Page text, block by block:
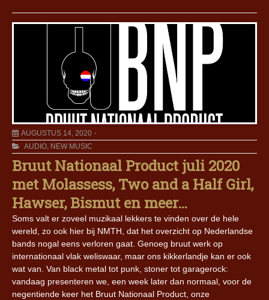
AUGUSTUS 14, 2020
AUDIO, NEW MUSIC
Bruut Nationaal Product juli 2020
met Molassess, Two and a Half Girl,
Hawser, Bismut en meer…
Soms valt er zoveel muzikaal lekkers te vinden over de hele
wereld, zo ook hier bij NMTH, dat het overzicht op Nederlandse
bands nogal eens verloren gaat. Genoeg bruut werk op
internationaal vlak weliswaar, maar ons kikkerlandje kan er ook
wat van. Van black metal tot punk, stoner tot garagerock:
vandaag presenteren we, een week later dan normaal, voor de
negentiende keer het Bruut Nationaal Product, onze